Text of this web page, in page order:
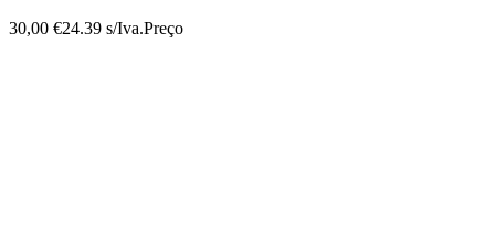
30,00 €24.39 s/Iva.Preço